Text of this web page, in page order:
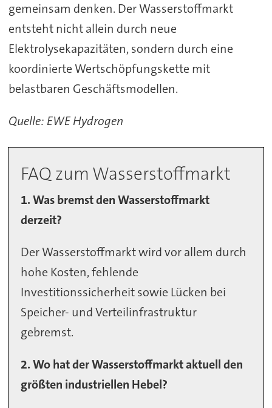
gemeinsam denken. Der Wasserstoffmarkt
entsteht nicht allein durch neue
Elektrolysekapazitäten, sondern durch eine
koordinierte Wertschöpfungskette mit
belastbaren Geschäftsmodellen.
Quelle: EWE Hydrogen
FAQ zum Wasserstoffmarkt
1. Was bremst den Wasserstoffmarkt
derzeit?
Der Wasserstoffmarkt wird vor allem durch
hohe Kosten, fehlende
Investitionssicherheit sowie Lücken bei
Speicher- und Verteilinfrastruktur
gebremst.
2. Wo hat der Wasserstoffmarkt aktuell den
größten industriellen Hebel?